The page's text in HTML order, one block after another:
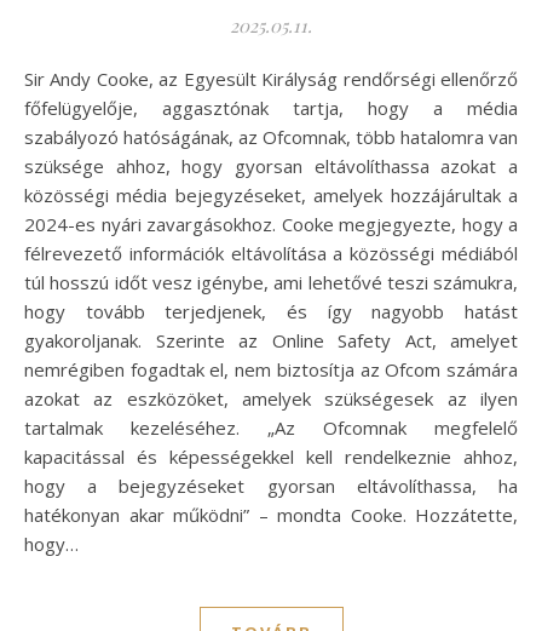
2025.05.11.
Sir Andy Cooke, az Egyesült Királyság rendőrségi ellenőrző
főfelügyelője, aggasztónak tartja, hogy a média
szabályozó hatóságának, az Ofcomnak, több hatalomra van
szüksége ahhoz, hogy gyorsan eltávolíthassa azokat a
közösségi média bejegyzéseket, amelyek hozzájárultak a
2024-es nyári zavargásokhoz. Cooke megjegyezte, hogy a
félrevezető információk eltávolítása a közösségi médiából
túl hosszú időt vesz igénybe, ami lehetővé teszi számukra,
hogy tovább terjedjenek, és így nagyobb hatást
gyakoroljanak. Szerinte az Online Safety Act, amelyet
nemrégiben fogadtak el, nem biztosítja az Ofcom számára
azokat az eszközöket, amelyek szükségesek az ilyen
tartalmak kezeléséhez. „Az Ofcomnak megfelelő
kapacitással és képességekkel kell rendelkeznie ahhoz,
hogy a bejegyzéseket gyorsan eltávolíthassa, ha
hatékonyan akar működni” – mondta Cooke. Hozzátette,
hogy…